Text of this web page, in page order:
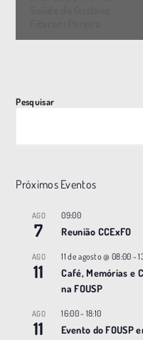
t
a
a
Pesquisar
Próximos Eventos
AGO
7
09:00
Reunião CCExFO
AGO
11
11 de agosto @ 08:00 -
Café, Memórias e
na FOUSP
AGO
11
16:00- 18:10
Evento do FOUSP